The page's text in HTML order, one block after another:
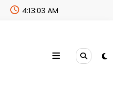
4:13:04 AM